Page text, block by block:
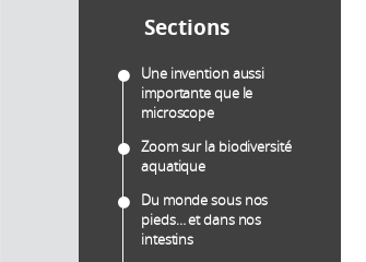
Sections
Une invention aussi
importante que le
microscope
Zoom sur la biodiversité
aquatique
Du monde sous nos
pieds… et dans nos
intestins